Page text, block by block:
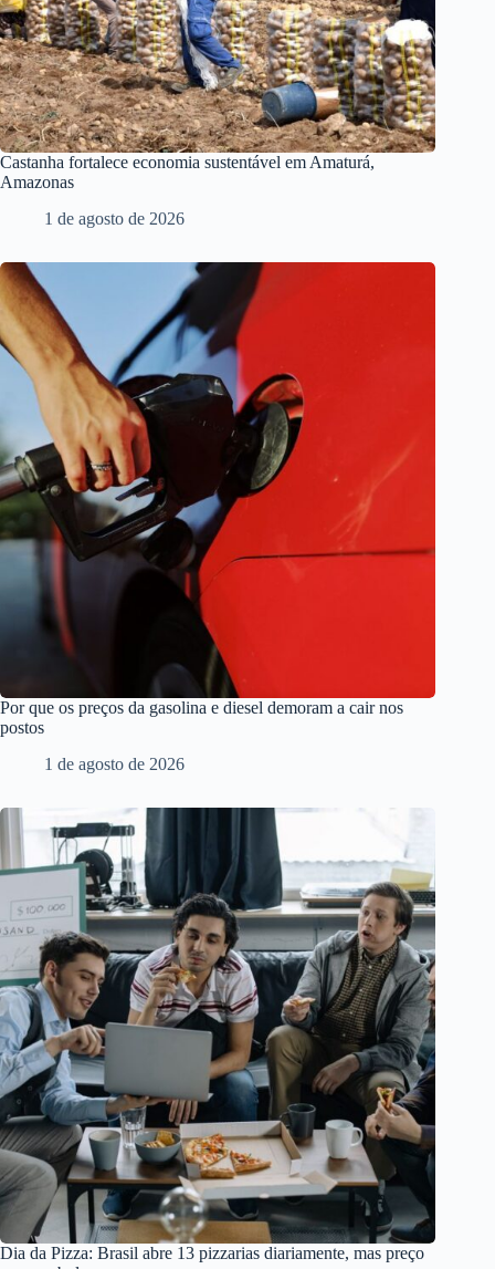
Castanha fortalece economia sustentável em Amaturá,
Amazonas
1 de agosto de 2026
Por que os preços da gasolina e diesel demoram a cair nos
postos
1 de agosto de 2026
Dia da Pizza: Brasil abre 13 pizzarias diariamente, mas preço